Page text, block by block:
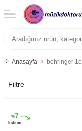
Anasayfa behringer
Filtre
%7
İndirim